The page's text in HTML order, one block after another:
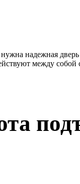
нужна надежная
между